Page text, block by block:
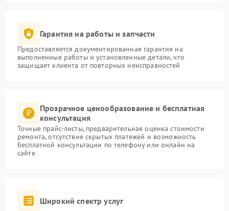
Гарантия на работы и запчасти
Предоставляется документированная гарантия на
выполненные работы и установленные детали, что
защищает клиента от повторных неисправностей
Прозрачное ценообразование и бесплатная
консультация
Точные прайс-листы, предварительная оценка стоимости
ремонта, отсутствие скрытых платежей и возможность
бесплатной консультации по телефону или онлайн на
сайте
Широкий спектр услуг